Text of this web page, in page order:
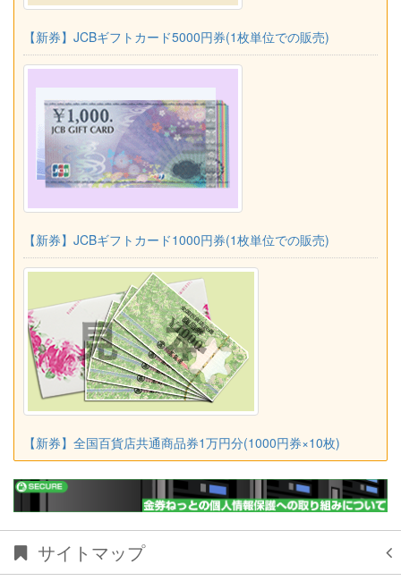
【新券】JCBギフトカード5000円券(1枚単位での販売)
【新券】JCBギフトカード1000円券(1枚単位での販売)
【新券】全国百貨店共通商品券1万円分(1000円券×10枚)
サイトマップ